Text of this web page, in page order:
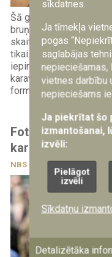
Šā gada Vasaras
bruņotajos spēkos
skaita uzņemšana
tikai vienībām pašām,
iepirkumu loģistikas
karavīriem nodrošina
formas līdz pat
Fotoreportāža:
karavīru Vecāku
NBS 31.07.2026
sīkdatnes.
Ja tīmekļa
pogas
saglabājas
nepieciešamas,
vietnes darbību
nepieciešams
Ja piekrītat šo
izmantošanai,
izvēli:
Pielāgot
izvēli
Sīkdatņu
Detalizētāka